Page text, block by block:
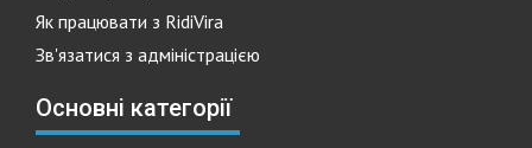
Як працювати з RidiVira
Зв'язатися з адміністрацією
Основні категорії